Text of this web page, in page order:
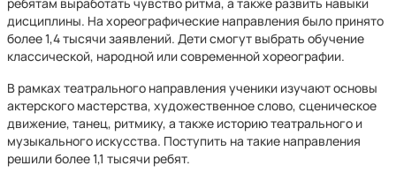
дисциплины. На хореографические направления было принято
более 1,4 тысячи заявлений. Дети смогут выбрать обучение
классической, народной или современной хореографии.
В рамках театрального направления ученики изучают основы
актерского мастерства, художественное слово, сценическое
движение, танец, ритмику, а также историю театрального и
музыкального искусства. Поступить на такие направления
решили более 1,1 тысячи ребят.